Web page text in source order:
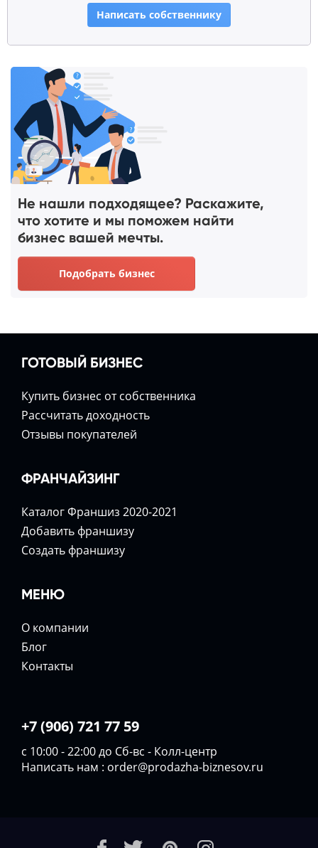
Написать собственнику
Не нашли подходящее? Раскажите,
что хотите и мы поможем найти
бизнес вашей мечты.
Подобрать бизнес
ГОТОВЫЙ БИЗНЕС
Купить бизнес от собственника
Расcчитать доходность
Отзывы покупателей
ФРАНЧАЙЗИНГ
Каталог Франшиз 2020-2021
Добавить франшизу
Создать франшизу
МЕНЮ
О компании
Блог
Контакты
+7 (906) 721 77 59
с 10:00 - 22:00 до Сб-вс - Колл-центр
Написать нам : order@prodazha-biznesov.ru